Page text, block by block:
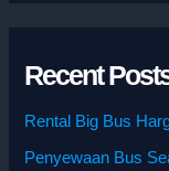
Recent
Rental Big Bus
Penyewaan Bus